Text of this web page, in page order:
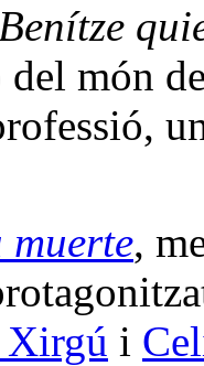
Benítze
del món
muerte,
i